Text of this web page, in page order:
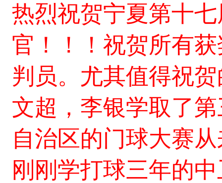
热烈祝贺宁夏第十
官！！！祝贺所有
判员。尤其值得祝
文超，李银学取了
自治区的门球大赛
刚刚学打球三年的